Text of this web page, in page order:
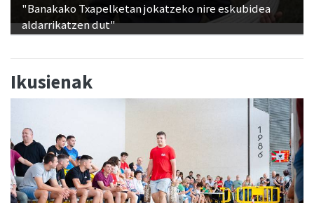
"Banakako Txapelketan jokatzeko nire eskubidea
aldarrikatzen dut"
Ikusienak